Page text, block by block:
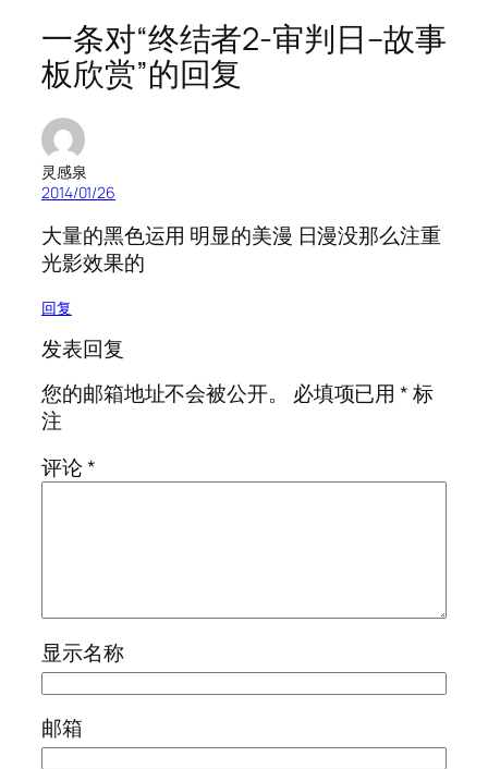
一条对“终结者2-审判日–故事
板欣赏”的回复
灵感泉
2014/01/26
大量的黑色运用 明显的美漫 日漫没那么注重
光影效果的
回复
发表回复
您的邮箱地址不会被公开。
必填项已用*标
注
评论*
显示名称
邮箱